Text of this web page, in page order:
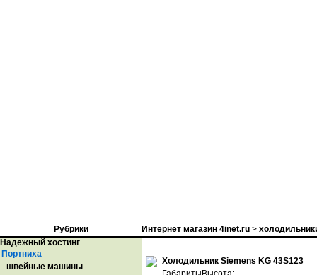
Рубрики
Надежный хостинг
Портниха
- швейные машины
Интернет магазин 4inet.ru >
Холодильник Siemens KG 43S123